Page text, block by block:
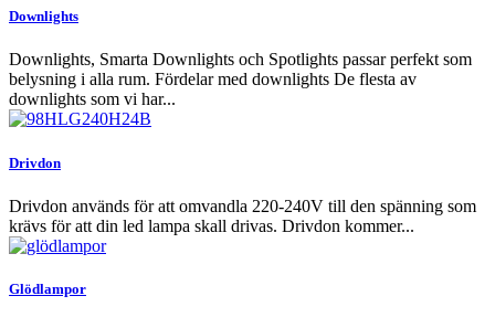
Downlights
Downlights, Smarta Downlights och Spotlights passar perfekt som
belysning i alla rum. Fördelar med downlights De flesta av
downlights som vi har...
Drivdon
Drivdon används för att omvandla 220-240V till den spänning som
krävs för att din led lampa skall drivas. Drivdon kommer...
Glödlampor